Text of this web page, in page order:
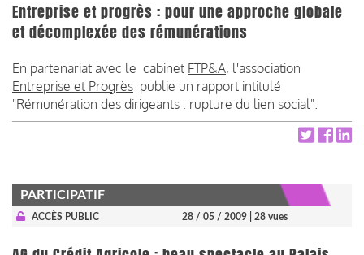
Entreprise et progrès : pour une approche globale
et décomplexée des rémunérations
En partenariat avec le cabinet FTP&A, l'association
Entreprise et Progrès publie un rapport intitulé
"Rémunération des dirigeants : rupture du lien social".
PARTICIPATIF
ACCÈS PUBLIC 28 / 05 / 2009 | 28 vues